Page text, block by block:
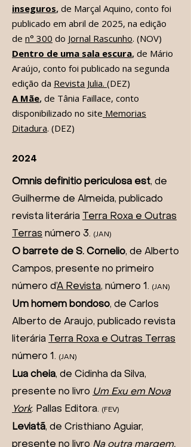
inseguros, de Marçal Aquino, conto foi
publicado em abril de 2025, na edição
de n° 300 do Jornal Rascunho. (NOV)
Dentro de uma sala escura, de Mário
Araújo, conto foi publicado na segunda
edição da Revista Julia. (DEZ)
A Mãe, de Tânia Faillace, conto
disponibilizado no site Memorias
Ditadura. (DEZ)
2024
Omnis definitio periculosa est, de
Guilherme de Almeida, publicado
revista literária
Terra Roxa e Outras
Terras número 3. (JAN)
O barrete de S. Cornelio, de Alberto
Campos, presente no primeiro
número d’A Revista, número 1. (JA N)
Um homem bondoso, de Carlos
Alberto de Araujo, publicado revista
literária
Terra Roxa e Outras Terras
número 1. (JAN)
Lua cheia, de Cidinha da Silva,
presente no livro Um Exu em Nova
York. Pallas Editora. (FEV)
Leviatã, de Cristhiano Aguiar,
presente no livro Na outra margem,